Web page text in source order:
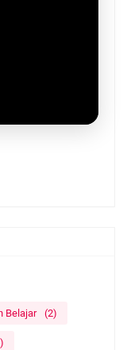
Belajar (2)